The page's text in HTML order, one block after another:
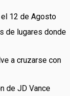
el 12 de Agosto
de lugares donde
a cruzarse con
de JD Vance